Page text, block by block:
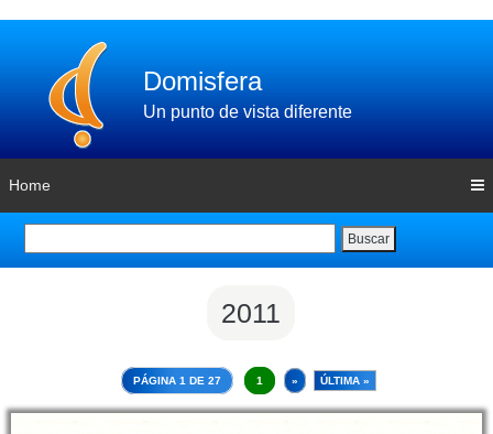
Domisfera
Un punto de vista diferente
Home
Buscar
2011
PÁGINA 1 DE 27 1 » ÚLTIMA »